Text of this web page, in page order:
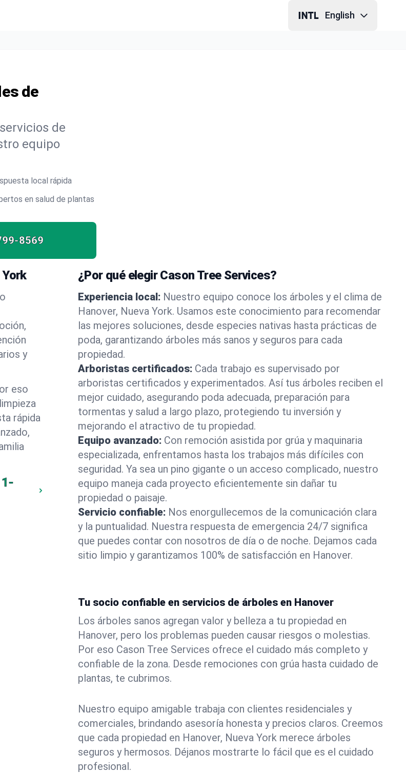
English
de
de
equipo
local rápida
en salud de plantas
8569
y
eso
rápida
1-
¿Por qué elegir Cason Tree Services?
Experiencia local: Nuestro equipo conoce los árboles y el clima de
Hanover, Nueva York. Usamos este conocimiento para recomendar
las mejores soluciones, desde especies nativas hasta prácticas de
poda, garantizando árboles más sanos y seguros para cada
propiedad.
Arboristas certificados: Cada trabajo es supervisado por
arboristas certificados y experimentados. Así tus árboles reciben el
mejor cuidado, asegurando poda adecuada, preparación para
tormentas y salud a largo plazo, protegiendo tu inversión y
mejorando el atractivo de tu propiedad.
Equipo avanzado: Con remoción asistida por grúa y maquinaria
especializada, enfrentamos hasta los trabajos más difíciles con
seguridad. Ya sea un pino gigante o un acceso complicado, nuestro
equipo maneja cada proyecto eficientemente sin dañar tu
propiedad o paisaje.
Servicio confiable: Nos enorgullecemos de la comunicación clara
y la puntualidad. Nuestra respuesta de emergencia 24/7 significa
que puedes contar con nosotros de día o de noche. Dejamos cada
sitio limpio y garantizamos 100% de satisfacción en Hanover.
Tu socio confiable en servicios de árboles en Hanover
Los árboles sanos agregan valor y belleza a tu propiedad en
Hanover, pero los problemas pueden causar riesgos o molestias.
Por eso Cason Tree Services ofrece el cuidado más completo y
confiable de la zona. Desde remociones con grúa hasta cuidado de
plantas, te cubrimos.
Nuestro equipo amigable trabaja con clientes residenciales y
comerciales, brindando asesoría honesta y precios claros. Creemos
que cada propiedad en Hanover, Nueva York merece árboles
seguros y hermosos. Déjanos mostrarte lo fácil que es el cuidado
profesional.